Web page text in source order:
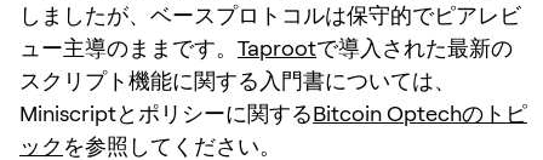
しましたが、ベースプロトコルは保守的でピアレビ
ュー主導のままです。 Taprootで導入された最新の
スクリプト機能に関する入門書については、
Miniscriptとポリシーに関するBitcoin Optechのトピ
ック を参照してください。